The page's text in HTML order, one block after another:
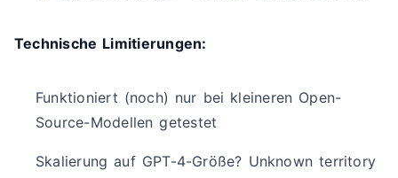
Technische Limitierungen:
Funktioniert (noch) nur bei kleineren Open-
Source-Modellen getestet
Skalierung auf GPT-4-Größe? Unknown territory